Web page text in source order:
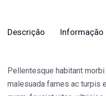
Descrição Informação
Pellentesque habitant
malesuada fames ac turpis